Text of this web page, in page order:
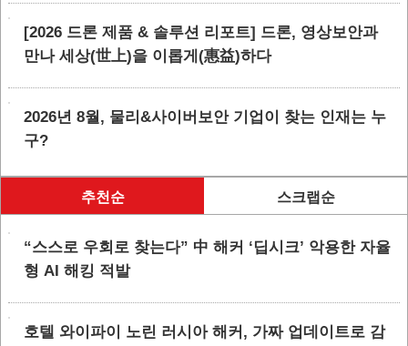
[2026 드론 제품 & 솔루션 리포트] 드론, 영상보안과
만나 세상(世上)을 이롭게(惠益)하다
2026년 8월, 물리&사이버보안 기업이 찾는 인재는 누
구?
추천순 스크랩순
“스스로 우회로 찾는다” 中 해커 ‘딥시크’ 악용한 자율
형 AI 해킹 적발
호텔 와이파이 노린 러시아 해커, 가짜 업데이트로 감